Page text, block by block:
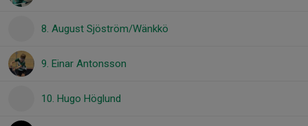
8. August Sjöström/Wänkkö
9. Einar Antonsson
10. Hugo Höglund